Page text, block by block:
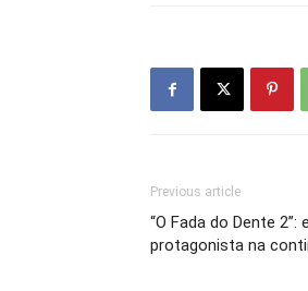
Previous article
“O Fada do Dente
protagonista na